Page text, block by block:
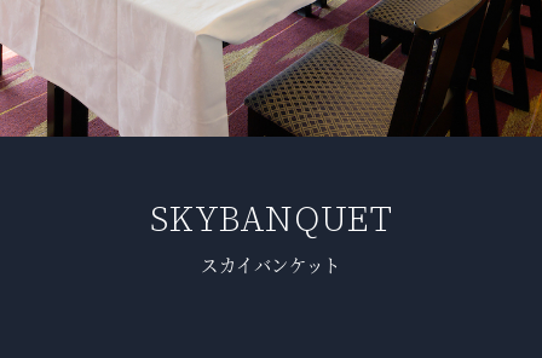
SKYBANQUET
スカイバンケット